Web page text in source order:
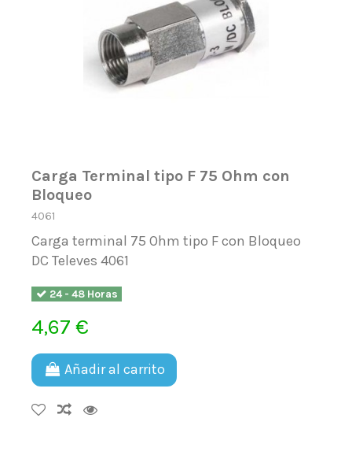
Carga Terminal tipo F 75 Ohm con
Bloqueo
4061
Carga terminal 75 Ohm tipo F con Bloqueo
DC Televes 4061
24 - 48 Horas
4,67 €
Añadir al carrito